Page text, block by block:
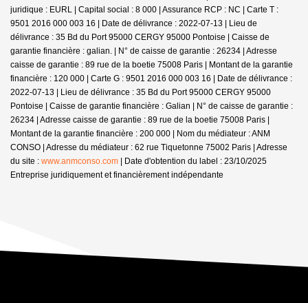
juridique : EURL | Capital social : 8 000 | Assurance RCP : NC | Carte T :
9501 2016 000 003 16 | Date de délivrance : 2022-07-13 | Lieu de
délivrance : 35 Bd du Port 95000 CERGY 95000 Pontoise | Caisse de
garantie financière : galian. | N° de caisse de garantie : 26234 | Adresse
caisse de garantie : 89 rue de la boetie 75008 Paris | Montant de la garantie
financière : 120 000 | Carte G : 9501 2016 000 003 16 | Date de délivrance :
2022-07-13 | Lieu de délivrance : 35 Bd du Port 95000 CERGY 95000
Pontoise | Caisse de garantie financière : Galian | N° de caisse de garantie :
26234 | Adresse caisse de garantie : 89 rue de la boetie 75008 Paris |
Montant de la garantie financière : 200 000 | Nom du médiateur : ANM
CONSO | Adresse du médiateur : 62 rue Tiquetonne 75002 Paris | Adresse
du site : www.anmconso.com | Date d'obtention du label : 23/10/2025
Entreprise juridiquement et financièrement indépendante